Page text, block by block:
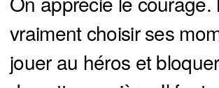
vraiment choisir ses
jouer au héros et